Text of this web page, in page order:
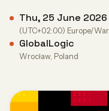
Thu, 25 June
(UTC+02:00) Europe/
GlobalLogic
Wrocław, Poland